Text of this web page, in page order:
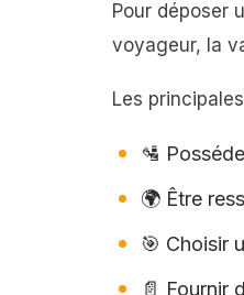
Pour déposer
voyageur, la
Les
🛂
🌍 Être
🎯 Choisir
📄 Fournir